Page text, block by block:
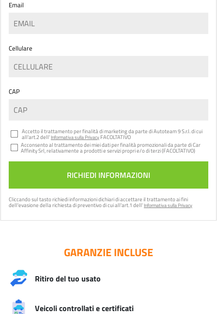
Email
Cellulare
CAP
Accetto il trattamento per finalità di marketing da parte di Autoteam 9 S.r.l. di cui
all'art.2 dell' Informativa sulla Privacy FACOLTATIVO
Acconsento al trattamento dei miei dati per finalità promozionali da parte di Car
Affinity Srl, relativamente a prodotti e servizi propri e/o di terzi (FACOLTATIVO)
Cliccando sul tastorichiedi informazionidichiari di accettare il trattamento ai fini
dell'evasione della richiesta di preventivo di cui all'art.1 dell' Informativa sulla Privacy
GARANZIE INCLUSE
Ritiro del tuo usato
Veicoli controllati e certificati